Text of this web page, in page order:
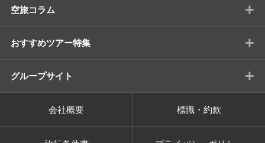
空旅コラム +
おすすめツアー特集 +
グループサイト +
会社概要 標識・約款